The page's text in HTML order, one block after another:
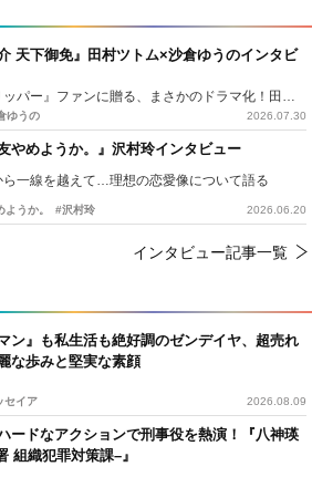
ン』も私生活も絶好調のゼンデイヤ、超売れ
な歩みと堅実な素顔
セイア 2026.08.09
ードなアクションで刑事役を熱演！『八神瑛
組織犯罪対策課–』
天下御免』田村ツトム×沙倉ゆうのインタビ
『侍タイムスリッパー』ファンに贈る、まさかのドラマ化！田村ツトム×沙倉ゆうのが語る『心配無用ノ介』撮影秘話
ゆうの 2026.07.30
やめようか。』沢村玲インタビュー
ら一線を越えて…理想の恋愛像について語る
うか。 #沢村玲 2026.06.20
インタビュー記事一覧